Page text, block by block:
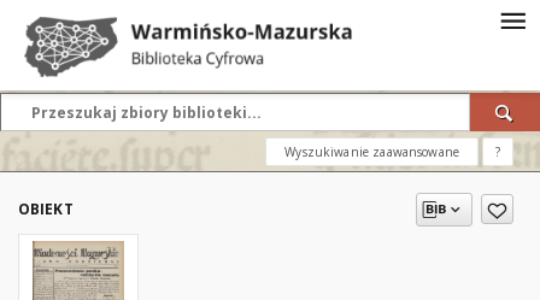
Wyszukiwanie zaawansowane ?
OBIEKT